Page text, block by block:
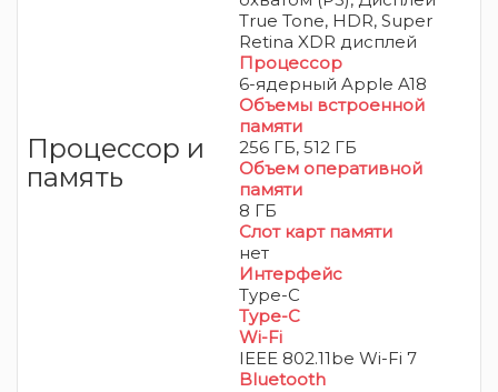
True Tone, HDR, Super
Retina XDR дисплей
Процессор и
память
Процессор
6-ядерный Apple A18
Объемы встроенной
памяти
256 ГБ, 512 ГБ
Объем оперативной
памяти
8 ГБ
Слот карт памяти
нет
Интерфейс
Type-C
Type-C
Wi-Fi
IEEE 802.11be Wi-Fi 7
Bluetooth